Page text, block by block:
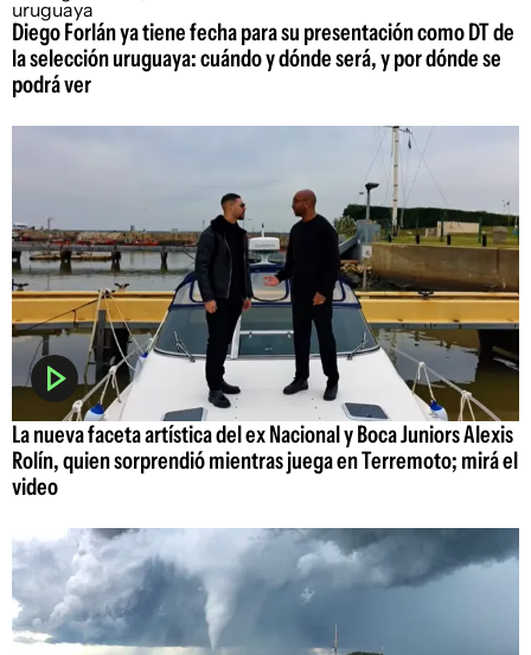
Diego Forlán ya tiene fecha para su presentación como DT de
la selección uruguaya: cuándo y dónde será, y por dónde se
podrá ver
La nueva faceta artística del ex Nacional y Boca Juniors Alexis
Rolín, quien sorprendió mientras juega en Terremoto; mirá el
video